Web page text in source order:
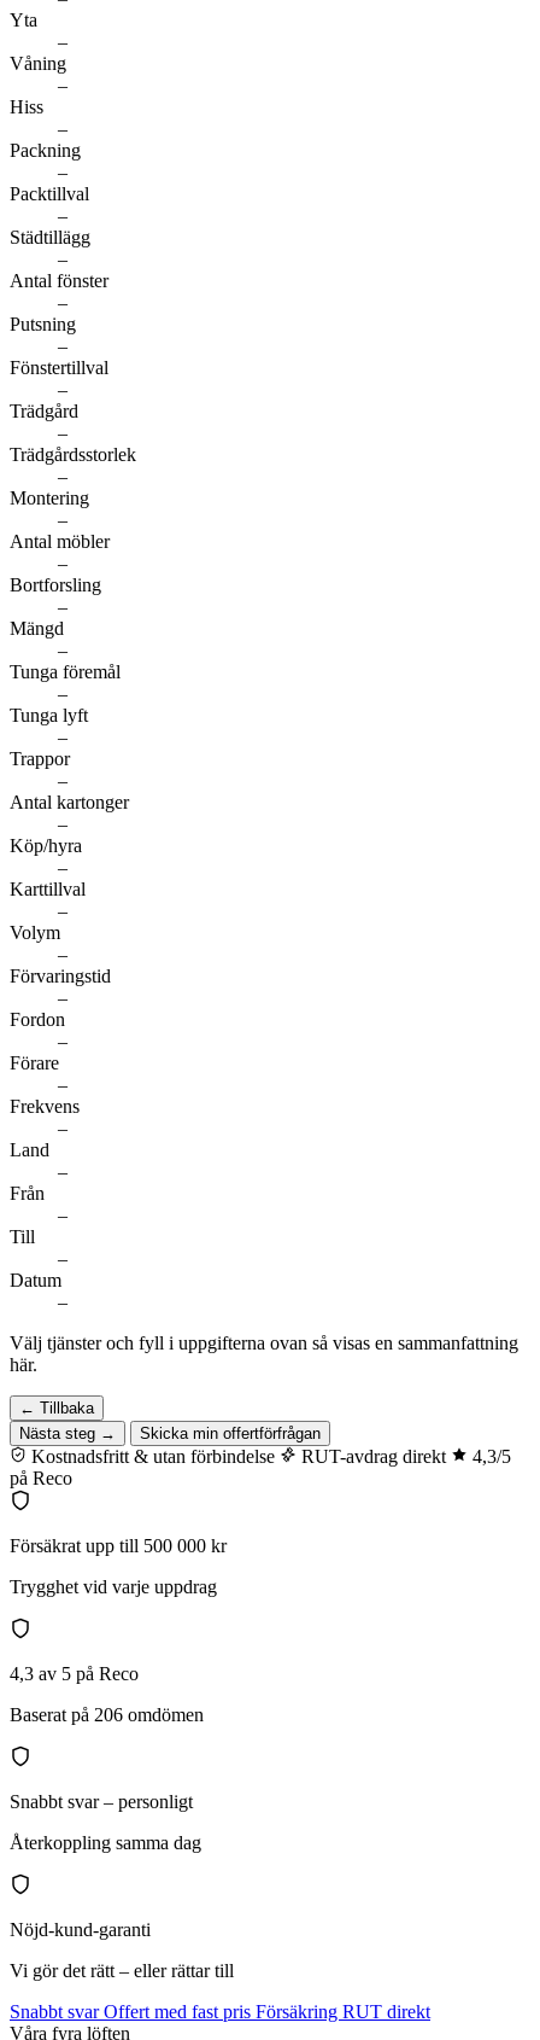
Yta
–
Våning
–
Hiss
–
Packning
–
Packtillval
–
Städtillägg
–
Antal fönster
–
Putsning
–
Fönstertillval
–
Trädgård
–
Trädgårdsstorlek
–
Montering
–
Antal möbler
–
Bortforsling
–
Mängd
–
Tunga föremål
–
Tunga lyft
–
Trappor
–
Antal kartonger
–
Köp/hyra
–
Karttillval
–
Volym
–
Förvaringstid
–
Fordon
–
Förare
–
Frekvens
–
Land
–
Från
–
Till
–
Datum
–
Välj tjänster och fyll i uppgifterna ovan så visas en sammanfattning
här.
← Tillbaka
Nästa steg →
Skicka min offertförfrågan
Kostnadsfritt & utan förbindelse RUT-avdrag direkt
4,3/5
på Reco
Försäkrat upp till 500 000 kr
Trygghet vid varje uppdrag
4,3 av 5 på Reco
Baserat på 206 omdömen
Snabbt svar – personligt
Återkoppling samma dag
Nöjd-kund-garanti
Vi gör det rätt – eller rättar till
Snabbt svarOffert med fast pris Försäkring RUT direkt
Våra fyra löften